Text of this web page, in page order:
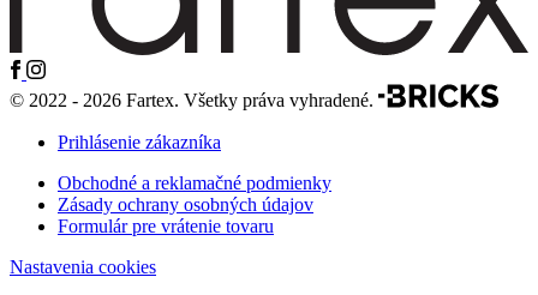
© 2022 - 2026 Fartex. Všetky práva vyhradené.
Prihlásenie zákazníka
Obchodné a reklamačné podmienky
Zásady ochrany osobných údajov
Formulár pre vrátenie tovaru
Nastavenia cookies